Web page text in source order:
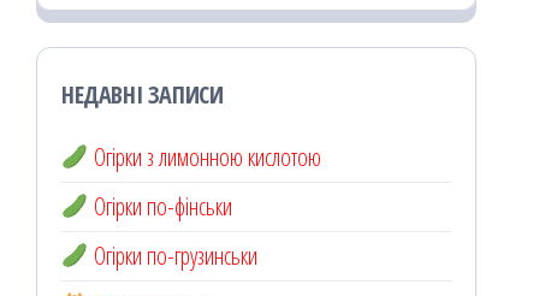
НЕДАВНІ ЗАПИСИ
Огірки з лимонною кислотою
Огірки по-фінськи
Огірки по-грузинськи